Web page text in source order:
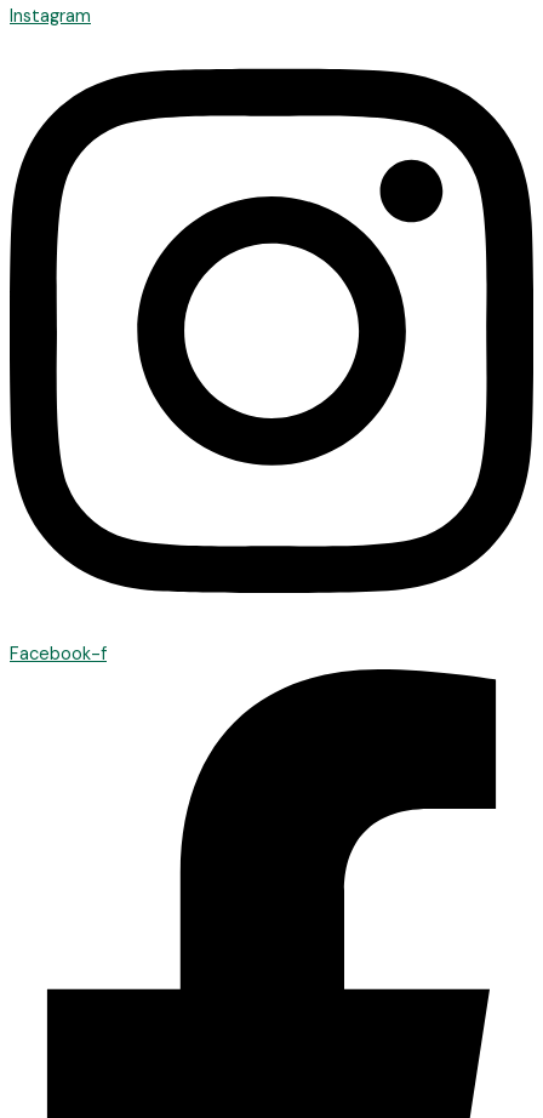
Instagram
Facebook-f